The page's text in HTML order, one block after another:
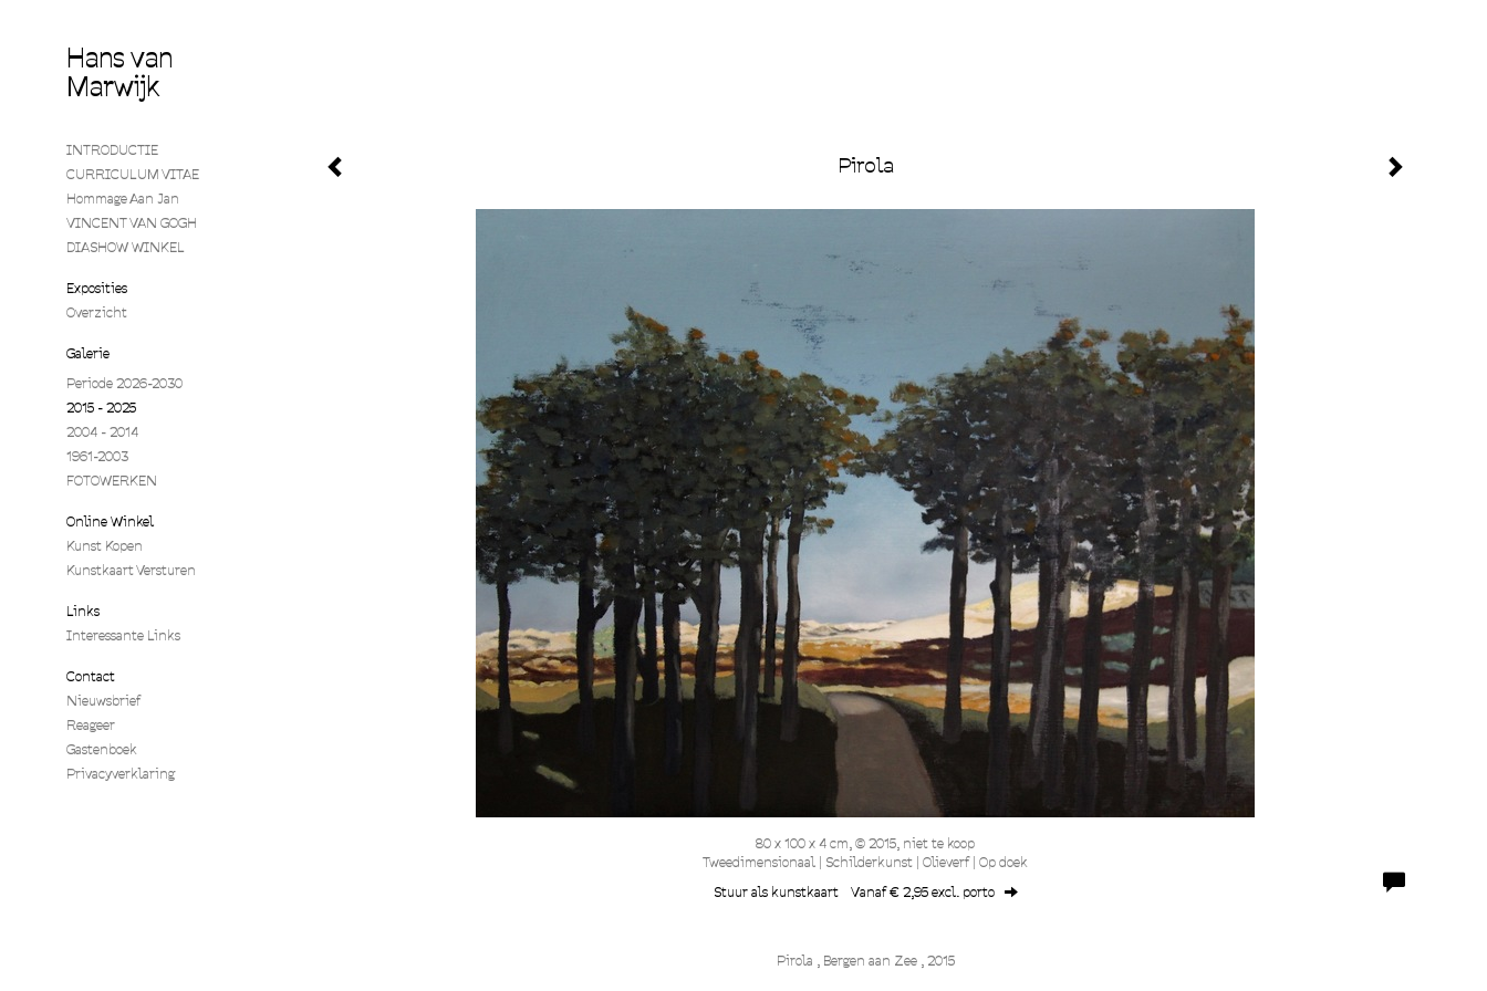
Pirola
80 x 100 x 4 cm, © 2015, niet te koop
Tweedimensionaal | Schilderkunst | Olieverf | Op doek
Stuur als kunstkaart Vanaf € 2,95 excl. porto
Pirola , Bergen aan Zee , 2015
Hans van
Marwijk
INTRODUCTIE
CURRICULUM VITAE
Hommage Aan Jan
VINCENT VAN GOGH
DIASHOW WINKEL
Exposities
Overzicht
Galerie
Periode 2026-2030
2015 - 2025
2004 - 2014
1961-2003
FOTOWERKEN
Online Winkel
Kunst Kopen
Kunstkaart Versturen
Links
Interessante Links
Contact
Nieuwsbrief
Reageer
Gastenboek
Privacyverklaring